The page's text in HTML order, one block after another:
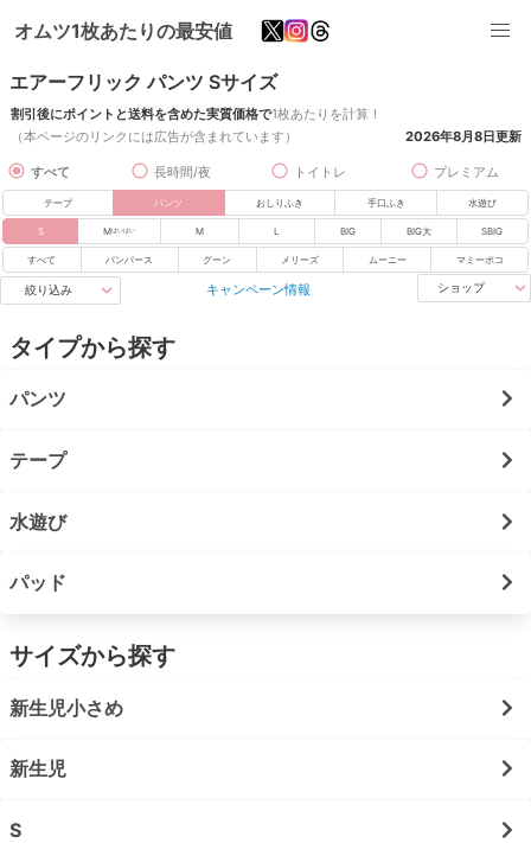
オムツ1枚あたりの最安値
エアーフリック パンツ Sサイズ
割引後にポイントと送料を含めた実質価格で1枚あたりを計算！
（本ページのリンクには広告が含まれています）
2026年8月8日更新
すべて 長時間/夜 トイトレ プレミアム
テープ パンツ おしりふき 手口ふき 水遊び
S Mはいはい M L BIG BIG大 SBIG
すべて パンパース グーン メリーズ ムーニー マミーポコ
絞り込み キャンペーン情報 ショップ
タイプから探す
パンツ
テープ
水遊び
パッド
サイズから探す
新生児小さめ
新生児
S